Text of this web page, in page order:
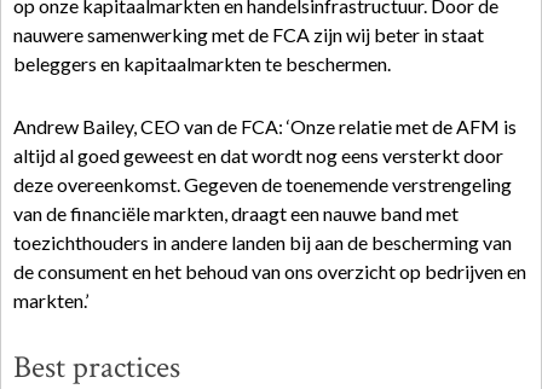
op onze kapitaalmarkten en handelsinfrastructuur. Door de
nauwere samenwerking met de FCA zijn wij beter in staat
beleggers en kapitaalmarkten te beschermen.
Andrew Bailey, CEO van de FCA: ‘Onze relatie met de AFM is
altijd al goed geweest en dat wordt nog eens versterkt door
deze overeenkomst. Gegeven de toenemende verstrengeling
van de financiële markten, draagt een nauwe band met
toezichthouders in andere landen bij aan de bescherming van
de consument en het behoud van ons overzicht op bedrijven en
markten.’
Best practices